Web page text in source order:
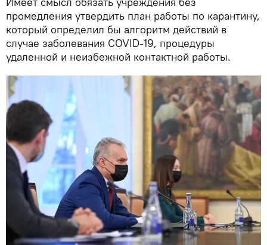
промедления утвердить план работы по карантину,
который определил бы алгоритм действий в
случае заболевания COVID-19, процедуры
удаленной и неизбежной контактной работы.